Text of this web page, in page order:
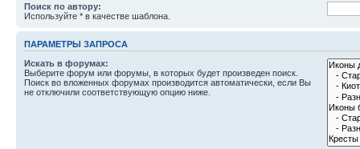
Поиск по автору:
Используйте * в качестве шаблона.
ПАРАМЕТРЫ ЗАПРОСА
Искать в форумах:
Выберите форум или форумы, в которых будет произведен поиск.
Поиск во вложенных форумах производится автоматически, если Вы
не отключили соответствующую опцию ниже.